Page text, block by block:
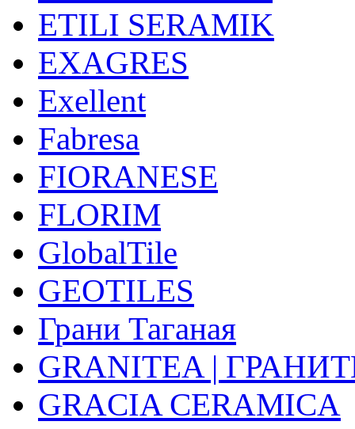
ETILI SERAMIK
EXAGRES
Exellent
Fabresa
FIORANESE
FLORIM
GlobalTile
GEOTILES
Грани Таганая
GRANITEA |
GRACIA CERAMICA